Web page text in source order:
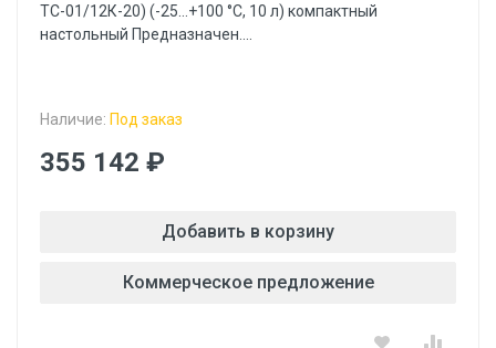
ТС-01/12К-20) (-25…+100 °С, 10 л) компактный
настольный Предназначен....
Наличие: Под заказ
355 142 ₽
Добавить в корзину
Коммерческое предложение